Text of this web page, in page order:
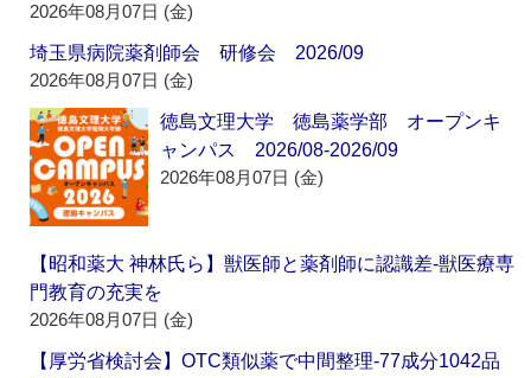
2026年08月07日 (金)
埼玉県病院薬剤師会 研修会 2026/09
2026年08月07日 (金)
徳島文理大学 徳島薬学部 オープンキ
ャンパス 2026/08-2026/09
2026年08月07日 (金)
【昭和薬大 神林氏ら】獣医師と薬剤師に認識差‐獣医療専
門教育の充実を
2026年08月07日 (金)
【厚労省検討会】OTC類似薬で中間整理‐77成分1042品